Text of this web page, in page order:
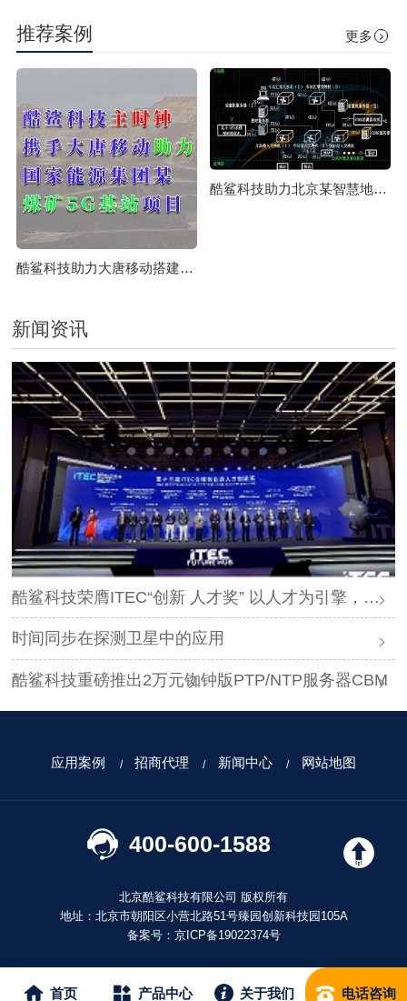
推荐案例 更多
酷鲨科技助力大唐移动搭建国家能源集团某煤矿5G基站项目
酷鲨科技助力北京某智慧地铁时空体系授时系统构建成功
新闻资讯
酷鲨科技荣膺ITEC“创新 人才奖” 以人才为引擎，时空为基石，驱动智能未来
时间同步在探测卫星中的应用
酷鲨科技重磅推出2万元铷钟版PTP/NTP服务器CBM
应用案例 招商代理 新闻中心 网站地图
400-600-1588
北京酷鲨科技有限公司 版权所有
地址：北京市朝阳区小营北路51号臻园创新科技园105A
备案号： 京ICP备19022374号
首页 产品中心 关于我们 电话咨询